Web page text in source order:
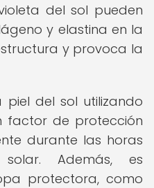
del sol pueden
y elastina en la
y provoca la
piel del sol utilizando
factor de protección
durante las horas
Además, es
protectora, como